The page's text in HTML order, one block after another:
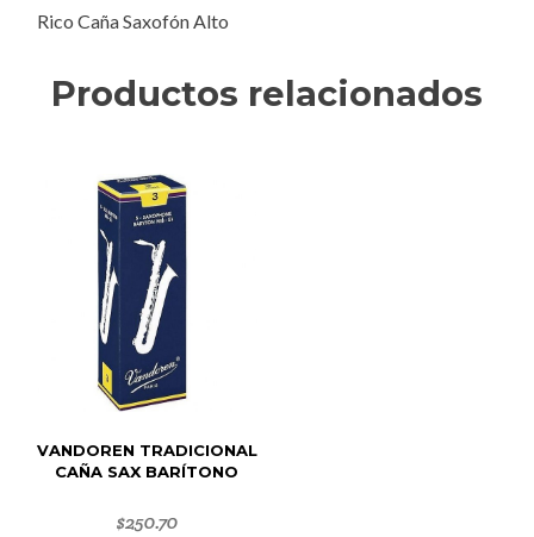
Rico Caña Saxofón Alto
Productos relacionados
VANDOREN TRADICIONAL
CAÑA SAX BARÍTONO
$250.70